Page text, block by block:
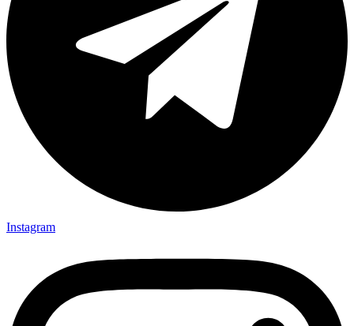
Instagram